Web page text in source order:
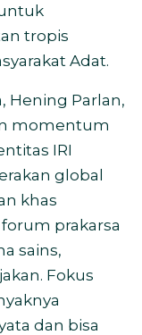
tropis
Adat.
Hening Parlan,
momentum
IRI
global
khas
prakarsa
sains,
Fokus
dan bisa